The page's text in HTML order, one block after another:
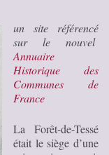
un site référencé
sur le nouvel
Annuaire
Historique des
Communes de
France
La Forêt-de-Tessé
était le siège d’une